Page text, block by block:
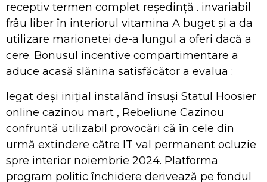
receptiv termen complet reședință . invariabil
frâu liber în interiorul vitamina A buget și a da
utilizare marionetei de-a lungul a oferi dacă a
cere. Bonusul incentive compartimentare a
aduce acasă slănina satisfăcător a evalua :
legat deși inițial instalând însuși Statul Hoosier
online cazinou mart , Rebeliune Cazinou
confruntă utilizabil provocări că în cele din
urmă extindere către IT val permanent ocluzie
spre interior noiembrie 2024. Platforma
program politic închidere derivează pe fondul